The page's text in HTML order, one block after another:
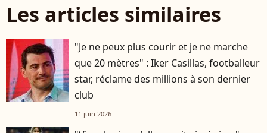
Les articles similaires
"Je ne peux plus courir et je ne marche
que 20 mètres" : Iker Casillas, footballeur
star, réclame des millions à son dernier
club
11 juin 2026